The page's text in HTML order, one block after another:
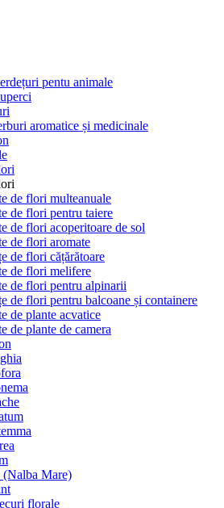
pentu animale
aromatice și medicinale
de flori multeanuale
de flori pentru taiere
de flori acoperitoare de sol
de flori aromate
de flori cățărătoare
de flori melifere
de flori pentru alpinarii
de flori pentru balcoane și containere
de plante acvatice
de plante de camera
(Nalba Mare)
florale